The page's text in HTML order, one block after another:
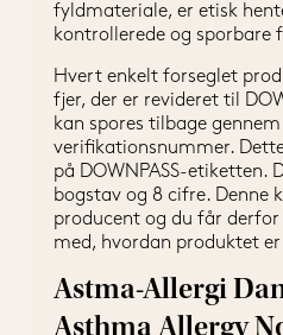
fyldmateriale, er etisk
kontrollerede og sporbare
Hvert enkelt forseglet
fjer, der er revideret til
kan spores tilbage
verifikationsnummer.
på DOWNPASS-etiketten.
bogstav og 8 cifre. Denne
producent og du får
med, hvordan produktet
Astma-Allergi